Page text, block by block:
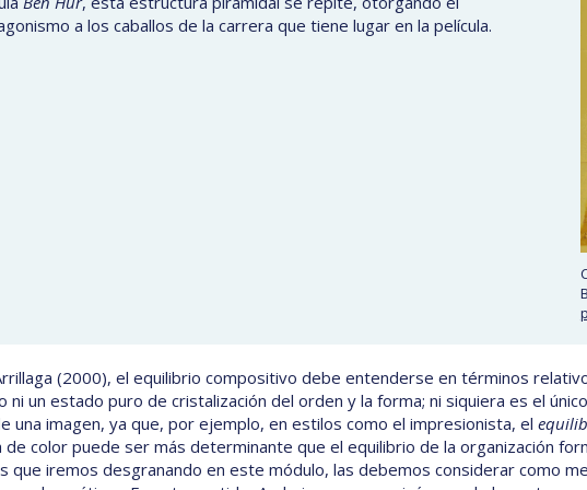
a los caballos de la carrera que tiene lugar en la película.
(2000), el equilibrio compositivo debe entenderse en términos
ni un estado puro de cristalización del orden y la forma; ni siquiera es el
una imagen, ya que, por ejemplo, en estilos como el impresionista, el
de color puede ser más determinante que el equilibrio de la organización
que iremos desgranando en este módulo, las debemos considerar como